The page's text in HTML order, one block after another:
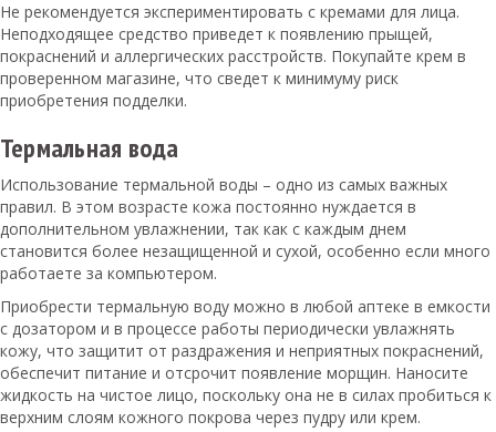
Не рекомендуется экспериментировать с кремами для лица.
Неподходящее средство приведет к появлению прыщей,
покраснений и аллергических расстройств. Покупайте крем в
проверенном магазине, что сведет к минимуму риск
приобретения подделки.
Термальная вода
Использование термальной воды – одно из самых важных
правил. В этом возрасте кожа постоянно нуждается в
дополнительном увлажнении, так как с каждым днем
становится более незащищенной и сухой, особенно если много
работаете за компьютером.
Приобрести термальную воду можно в любой аптеке в емкости
с дозатором и в процессе работы периодически увлажнять
кожу, что защитит от раздражения и неприятных покраснений,
обеспечит питание и отсрочит появление морщин. Наносите
жидкость на чистое лицо, поскольку она не в силах пробиться к
верхним слоям кожного покрова через пудру или крем.